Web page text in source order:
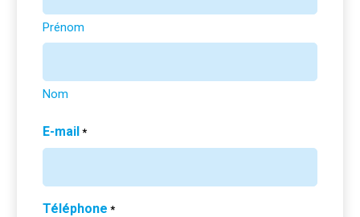
Prénom
Nom
E-mail *
Téléphone *